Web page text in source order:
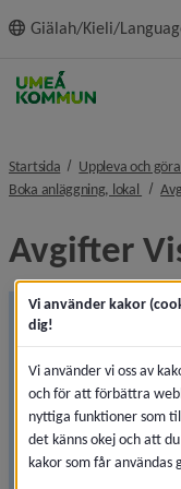
innehållet
Giälah/Kieli/
Startsida Uppleva och göra
Boka anläggning, lokal nivå
Avgifter
B-hallen i
oktober
B-hallen i
arbetet har
kända från
än planerat.
Vi använder kakor
dig!
Vi använder vi oss av
och för att förbättra
nyttiga funktioner som
det känns okej och att
kakor som får användas